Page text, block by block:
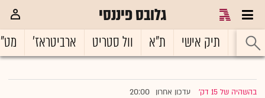
גלובס פיננסי
ראשי תיק אישי ת"א וול סטריט ארביטראז'
בהשהיה של 15 דק' |עדכון אחרון 20:00